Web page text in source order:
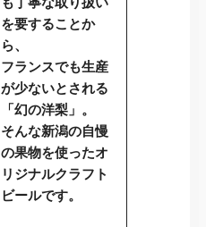
を要することか
ら、
フランスでも生産
が少ないとされる
「幻の洋梨」。
そんな新潟の自慢
の果物を使ったオ
リジナルクラフト
ビールです。